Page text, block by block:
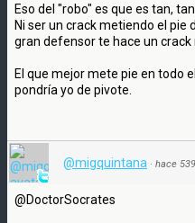
Eso del "robo" es que es tan,
Ni ser un crack metiendo el pie
gran defensor te hace un crack
El que mejor mete pie en todo
pondría yo de pivote.
@migquintana · hace
@DoctorSocrates